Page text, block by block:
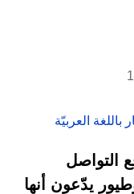
العربيّة
التواصل
يدّعون أنها